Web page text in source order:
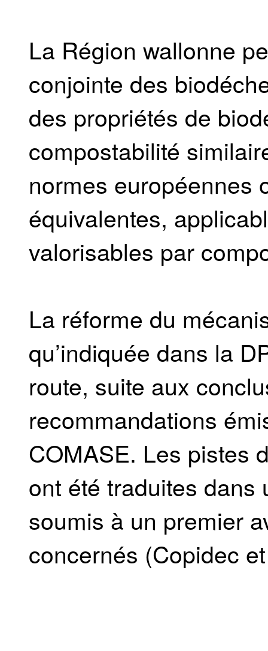
La Région wallonne
conjointe des
des propriétés de
compostabilité
normes européennes
équivalentes,
valorisables par
La réforme du
qu’indiquée dans la
route, suite aux
recommandations
COMASE. Les pistes
ont été traduites dans
soumis à un premier
concernés (Copidec